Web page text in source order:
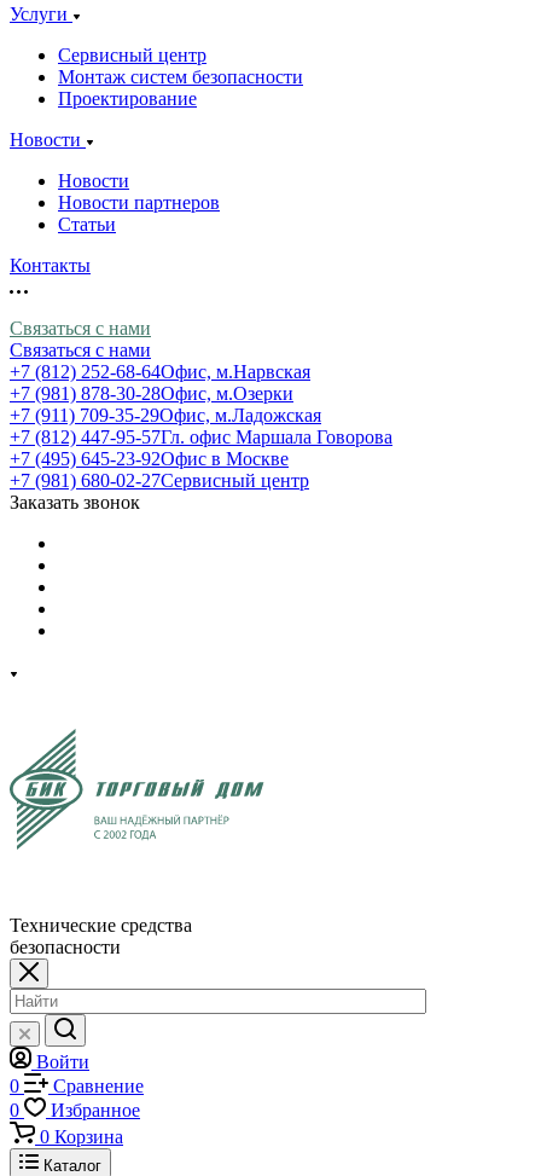
Услуги
Сервисный центр
Монтаж систем безопасности
Проектирование
Новости
Новости
Новости партнеров
Статьи
Контакты
Связаться с нами
Связаться с нами
+7 (812) 252-68-64Офис, м.Нарвская
+7 (981) 878-30-28Офис, м.Озерки
+7 (911) 709-35-29Офис, м.Ладожская
+7 (812) 447-95-57Гл. офис Маршала Говорова
+7 (495) 645-23-92Офис в Москве
+7 (981) 680-02-27Сервисный центр
Заказать звонок
Технические средства
безопасности
Войти
0
Сравнение
0
Избранное
0 Корзина
Каталог